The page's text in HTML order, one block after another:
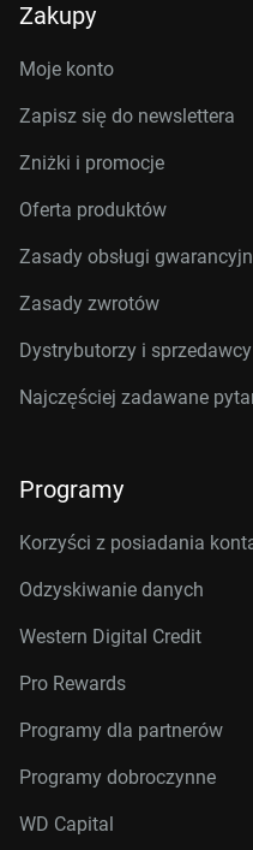
Zakupy
Moje konto
Zapisz się do newslettera
Zniżki i promocje
Oferta produktów
Zasady obsługi
Zasady zwrotów
Dystrybutorzy i sprzedawcy
Najczęściej zadawane
Programy
Korzyści z posiadania
Odzyskiwanie danych
Western Digital Credit
Pro Rewards
Programy dla partnerów
Programy dobroczynne
WD Capital